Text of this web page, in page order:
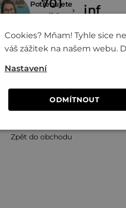
Potřebujete
poradit?
701
(8:00 -
Zpět do obchodu
Cookies? Mňam! Tyhle sice
váš zážitek na našem webu.
ODMÍTNOUT
Nastavení